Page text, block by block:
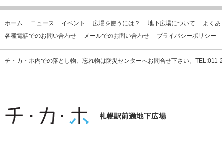
ホーム ニュース イベント 広場を使うには？ 地下広場について
よく
各種電話でのお問い合わせ
メールでのお問い合わせ プライバシーポリシー
チ・カ・ホ内での落とし物、忘れ物は防災センターへお問合せ下さい。